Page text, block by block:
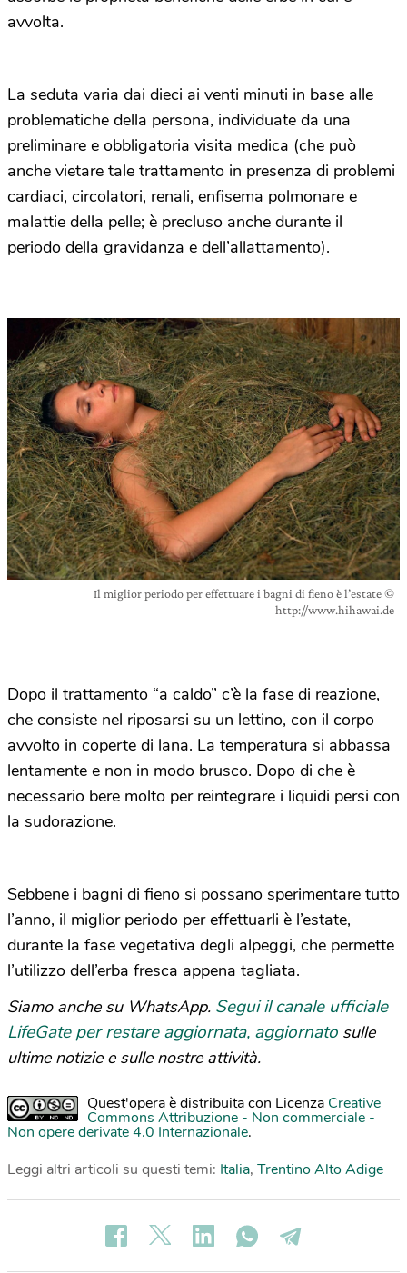
avvolta.
La seduta varia dai dieci ai venti minuti in base alle
problematiche della persona, individuate da una
preliminare e obbligatoria visita medica (che può
anche vietare tale trattamento in presenza di problemi
cardiaci, circolatori, renali, enfisema polmonare e
malattie della pelle; è precluso anche durante il
periodo della gravidanza e dell’allattamento).
Il miglior periodo per effettuare i bagni di fieno è l’estate ©
http://www.hihawai.de
Dopo il trattamento “a caldo” c’è la fase di reazione,
che consiste nel riposarsi su un lettino, con il corpo
avvolto in coperte di lana. La temperatura si abbassa
lentamente e non in modo brusco. Dopo di che è
necessario bere molto per reintegrare i liquidi persi con
la sudorazione.
Sebbene i bagni di fieno si possano sperimentare tutto
l’anno, il miglior periodo per effettuarli è l’estate,
durante la fase vegetativa degli alpeggi, che permette
l’utilizzo dell’erba fresca appena tagliata.
Siamo anche su WhatsApp. Segui il canale ufficiale
LifeGate per restare aggiornata, aggiornato sulle
ultime notizie e sulle nostre attività.
Quest'opera è distribuita con Licenza Creative
Commons Attribuzione - Non commerciale -
Non opere derivate 4.0 Internazionale.
Leggi altri articoli su questi temi: Italia, Trentino Alto Adige